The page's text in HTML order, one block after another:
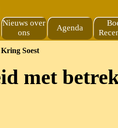
Nieuws over
ons
Agenda
Soest
met